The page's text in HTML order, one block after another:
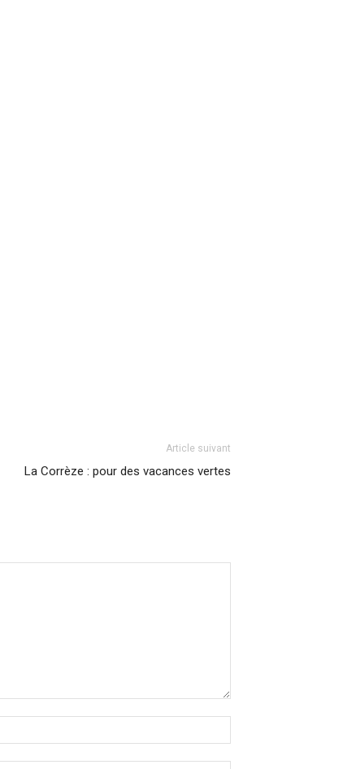
Article suivant
La Corrèze : pour des vacances vertes